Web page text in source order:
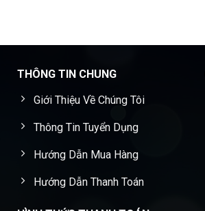
THÔNG TIN CHUNG
Giới Thiệu Về Chúng Tôi
Thông Tin Tuyển Dụng
Hướng Dẫn Mua Hàng
Hướng Dẫn Thanh Toán